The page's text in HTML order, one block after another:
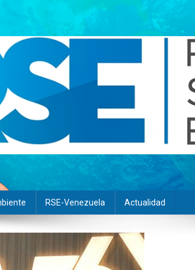
RSE-Venezuela Actualidad